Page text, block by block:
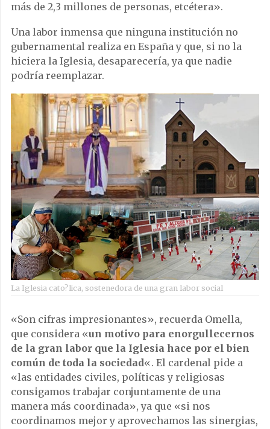
más de 2,3 millones de personas, etcétera».
Una labor inmensa que ninguna institución no
gubernamental realiza en España y que, si no la
hiciera la Iglesia, desaparecería, ya que nadie
podría reemplazar.
La Iglesia cato?lica, sostenedora de una gran labor social
«Son cifras impresionantes», recuerda Omella,
que considera «un motivo para enorgullecernos
de la gran labor que la Iglesia hace por el bien
común de toda la sociedad«. El cardenal pide a
«las entidades civiles, políticas y religiosas
consigamos trabajar conjuntamente de una
manera más coordinada», ya que «si nos
coordinamos mejor y aprovechamos las sinergias,